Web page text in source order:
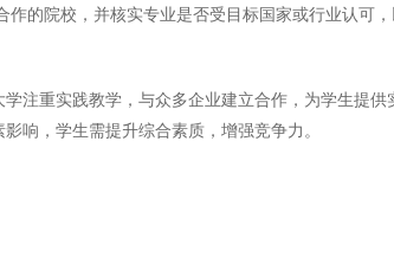
的院校，并核实专业是否受目标国家或行业认可，
注重实践教学，与众多企业建立合作，为学生提供
响，学生需提升综合素质，增强竞争力。